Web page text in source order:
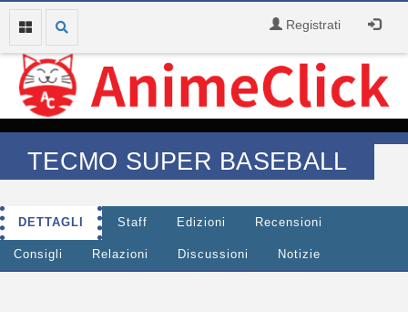
Registrati
TECMO SUPER BASEBALL
DETTAGLI Staff Edizioni Recensioni
Consigli Relazioni Discussioni Notizie